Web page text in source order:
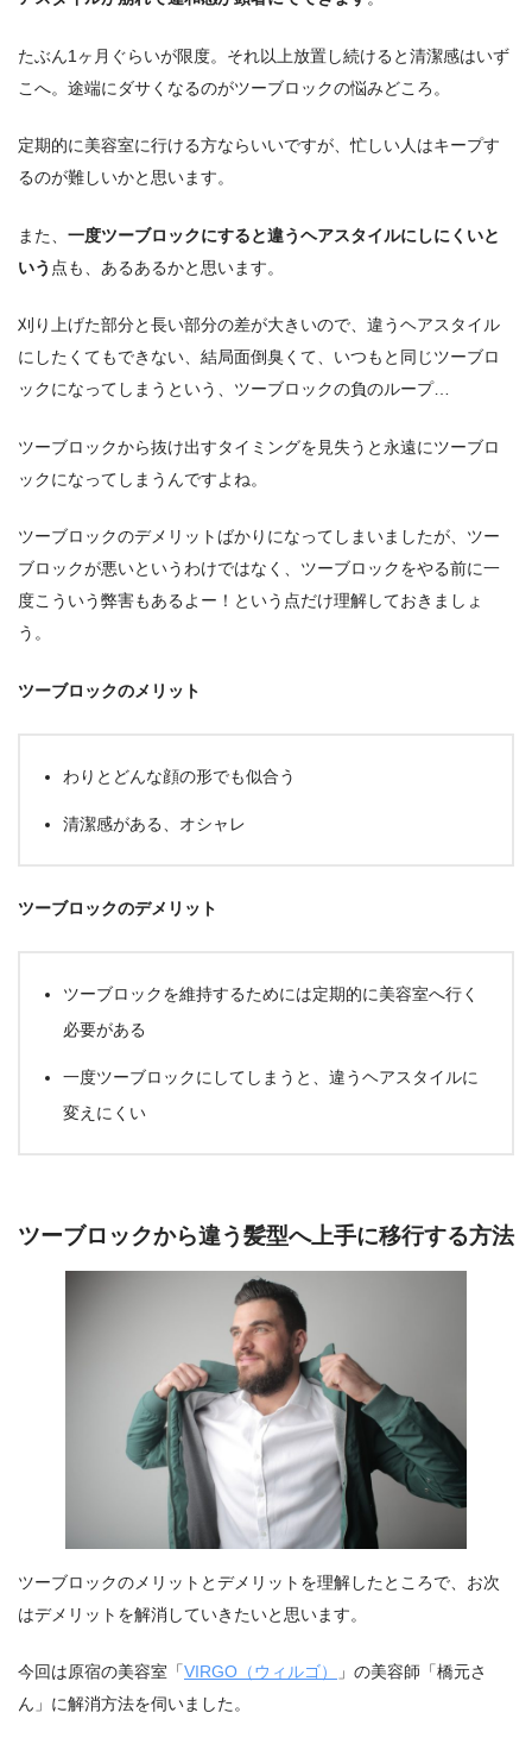
たぶん1ヶ月ぐらいが限度。それ以上放置し続けると清潔感はいず
こへ。途端にダサくなるのがツーブロックの悩みどころ。
定期的に美容室に行ける方ならいいですが、忙しい人はキープす
るのが難しいかと思います。
また、 一度ツーブロックにすると違うヘアスタイルにしにくいと
いう 点も、あるあるかと思います。
刈り上げた部分と長い部分の差が大きいので、違うヘアスタイル
にしたくてもできない、結局面倒臭くて、いつもと同じツーブロ
ックになってしまうという、ツーブロックの負のループ…
ツーブロックから抜け出すタイミングを見失うと永遠にツーブロ
ックになってしまうんですよね。
ツーブロックのデメリットばかりになってしまいましたが、ツー
ブロックが悪いというわけではなく、ツーブロックをやる前に一
度こういう弊害もあるよー！という点だけ理解しておきましょ
う。
ツーブロックのメリット
わりとどんな顔の形でも似合う
清潔感がある、オシャレ
ツーブロックのデメリット
ツーブロックを維持するためには定期的に美容室へ行く
必要がある
一度ツーブロックにしてしまうと、違うヘアスタイルに
変えにくい
ツーブロックから違う髪型へ上手に移行する方法
ツーブロックのメリットとデメリットを理解したところで、お次
はデメリットを解消していきたいと思います。
今回は原宿の美容室「VIRGO（ウィルゴ）
」の美容師「橋元さ
ん」に解消方法を伺いました。